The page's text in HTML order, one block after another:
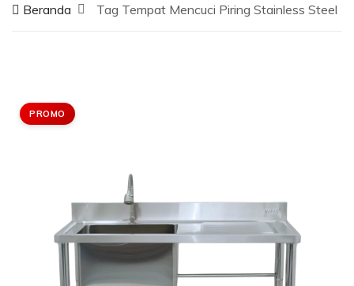
Beranda Tag Tempat Mencuci Piring Stainless Steel
PROMO